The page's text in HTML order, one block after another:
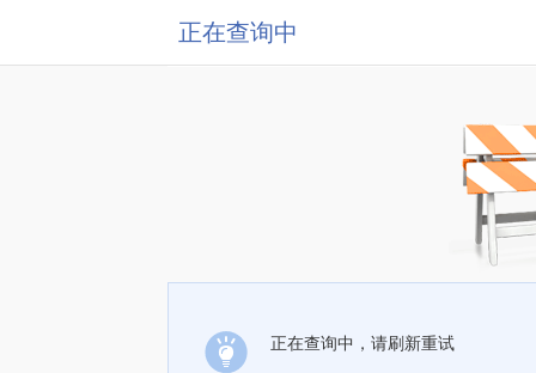
正在查询中
正在查询中，请刷新重试